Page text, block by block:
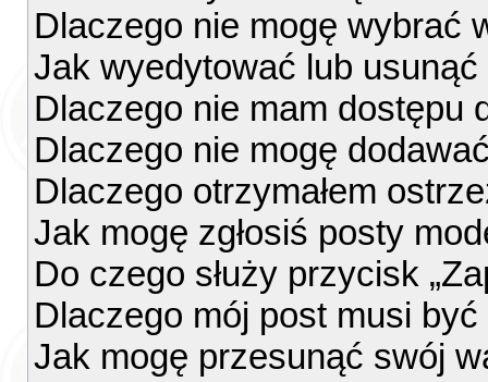
Dlaczego nie mogę wybrać
Jak wyedytować lub usunąć
Dlaczego nie mam dostępu
Dlaczego nie mogę
Dlaczego otrzymałem
Jak mogę zgłosiś posty
Do czego służy przycisk
Dlaczego mój post musi
Jak mogę przesunąć swój